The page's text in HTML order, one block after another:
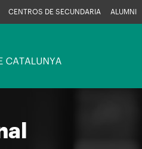
CENTROS DE SECUNDARIA ALUMNI